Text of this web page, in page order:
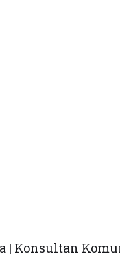
| Konsultan